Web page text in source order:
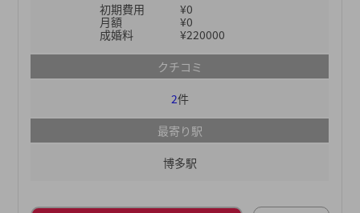
初期費用
¥0
月額
¥0
成婚料
¥220000
クチコミ
2件
最寄り駅
博多駅